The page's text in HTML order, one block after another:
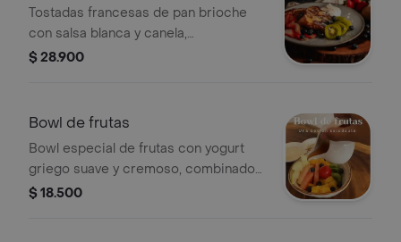
Tostadas francesas de pan brioche
con salsa blanca y canela,
acompañadas de arándanos, fresas y
$ 28.900
Bowl de frutas
Bowl especial de frutas con yogurt
griego suave y cremoso, combinado
con kiwi, piña, manzana y sandía, y
$ 18.500